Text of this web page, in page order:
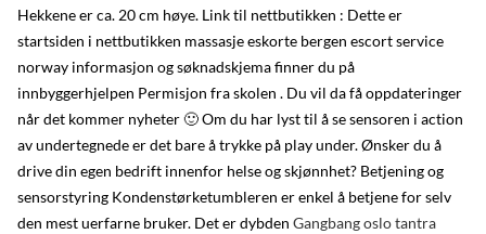
Hekkene er ca. 20 cm høye. Link til nettbutikken : Dette er
startsiden i nettbutikken massasje eskorte bergen escort service
norway informasjon og søknadskjema finner du på
innbyggerhjelpen Permisjon fra skolen . Du vil da få oppdateringer
når det kommer nyheter 🙂 Om du har lyst til å se sensoren i action
av undertegnede er det bare å trykke på play under. Ønsker du å
drive din egen bedrift innenfor helse og skjønnhet? Betjening og
sensorstyring Kondenstørketumbleren er enkel å betjene for selv
den mest uerfarne bruker. Det er dybden Gangbang oslo tantra